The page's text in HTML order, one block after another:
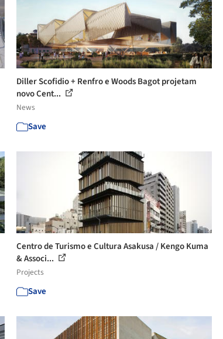
Diller Scofidio + Renfro e Woods Bagot projetam
novo Cent...
News
Save
Centro de Turismo e Cultura Asakusa / Kengo Kuma
& Associ...
Projects
Save